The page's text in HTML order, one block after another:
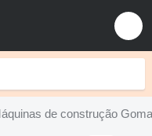
de construção